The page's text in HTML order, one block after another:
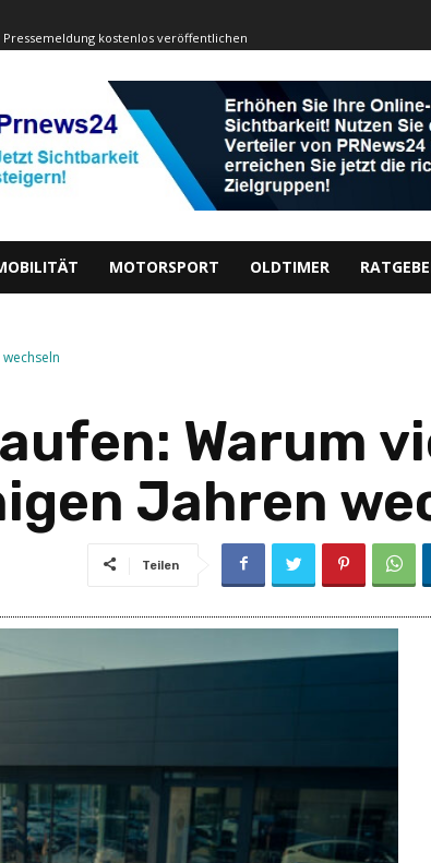
Pressemeldung kostenlos veröffentlichen
MOTORSPORT OLDTIMER
Warum
Jahren
Teilen